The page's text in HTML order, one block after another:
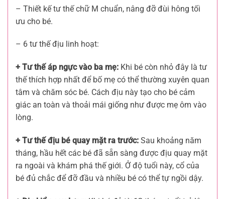
– Thiết kế tư thế chữ M chuẩn, nâng đỡ đùi hông tối
ưu cho bé.
– 6 tư thế địu linh hoạt:
+ Tư thế áp ngực vào ba mẹ: Khi bé còn nhỏ đây là tư
thế thích hợp nhất để bố mẹ có thể thường xuyên quan
tâm và chăm sóc bé. Cách địu này tạo cho bé cảm
giác an toàn và thoải mái giống như được mẹ ôm vào
lòng.
+ Tư thế địu bé quay mặt ra trước: Sau khoảng năm
tháng, hầu hết các bé đã sẵn sàng được địu quay mặt
ra ngoài và khám phá thế giới. Ở độ tuổi này, cổ của
bé đủ chắc để đỡ đầu và nhiều bé có thể tự ngồi dậy.